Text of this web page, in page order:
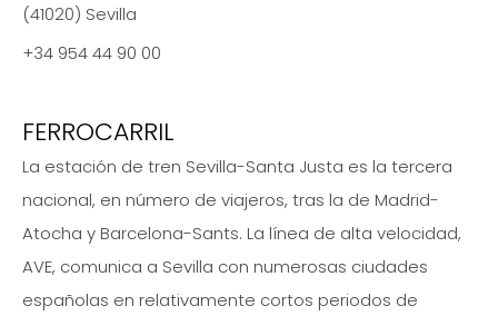
(41020) Sevilla
+34 954 44 90 00
FERROCARRIL
La estación de tren Sevilla-Santa Justa es la tercera
nacional, en número de viajeros, tras la de Madrid-
Atocha y Barcelona-Sants. La línea de alta velocidad,
AVE, comunica a Sevilla con numerosas ciudades
españolas en relativamente cortos periodos de